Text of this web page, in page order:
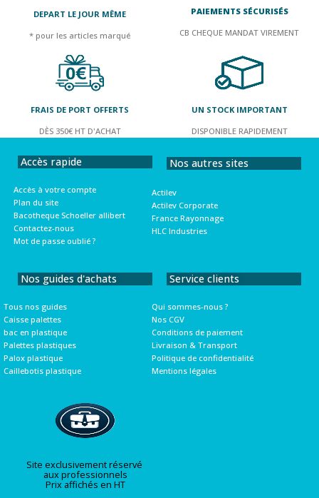
DEPART LE JOUR MÊME
* pour les articles marqué
PAIEMENTS SÉCURISÉS
CB CHEQUE MANDAT VIREMENT
FRAIS DE PORT OFFERTS
DÈS 350€ HT D'ACHAT
UN STOCK IMPORTANT
DISPONIBLE RAPIDEMENT
Accès rapide
Accès à votre compte
Plan du site
Bacotheque Schoeller allibert
Contactez-nous
Mot de passe oublié ?
Nos autres sites
Actilev
Actilev Corporate
France Rayonnage
HLC Industries
Nos guides d'achats
Tous nos guides
Caisse palettes
bac en plastique
Palettes plastiques
Palox plastique
Caillebotis plastique
Service clients
Qui sommes-nous ?
Nos CGV
Conditions de paiement
Livraison & Transport
Politique de confidentialité
Mentions légales
Site exclusivement réservé
aux professionnels
Prix affichés en HT